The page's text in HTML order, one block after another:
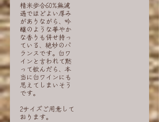
精米歩合60%無濾
過でほどよい厚み
がありながら、吟
醸のような華やか
な香りも併せ持っ
ている、絶妙のバ
ランスです。白ワ
インと言われて黙
って飲んだら、本
当に白ワインにも
思えてしまいそう
です。
2サイズご用意して
おります。